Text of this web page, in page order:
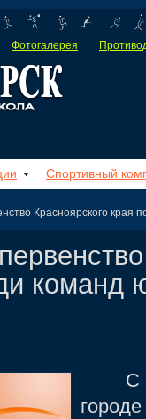
Фотогалерея
Спортивный
Красноярского края
команд
С 1